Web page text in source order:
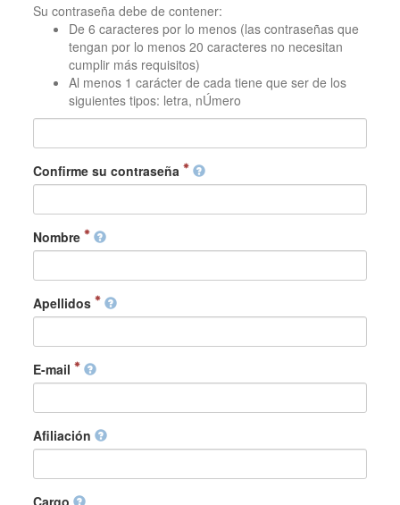
Su contraseña debe de contener:
De 6 caracteres por lo menos (las contraseñas que
tengan por lo menos 20 caracteres no necesitan
cumplir más requisitos)
Al menos 1 carácter de cada tiene que ser de los
siguientes tipos: letra, nÚmero
Confirme su contraseña
Nombre
Apellidos
E-mail
Afiliación
Cargo